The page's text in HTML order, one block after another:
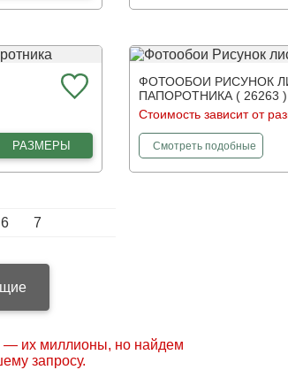
РАЗМЕРЫ
ФОТООБОИ РИСУНОК
ПАПОРОТНИКА ( 26263 )
Стоимость зависит от
Смотретьфотообои
подобные
6 7
— их миллионы, но найдем
запросу.